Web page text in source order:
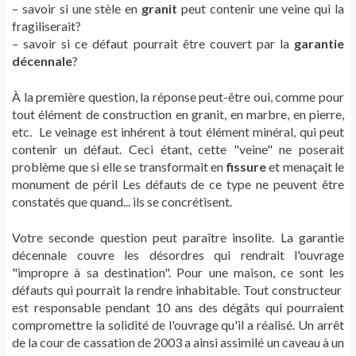
– savoir si une stèle en granit peut contenir une veine qui la
fragiliserait?
– savoir si ce défaut pourrait être couvert par la garantie
décennale?
À la première question, la réponse peut-être oui, comme pour
tout élément de construction en granit, en marbre, en pierre,
etc. Le veinage est inhérent à tout élément minéral, qui peut
contenir un défaut. Ceci étant, cette "veine" ne poserait
problème que si elle se transformait enfissureet menaçait le
monument de péril Les défauts de ce type ne peuvent être
constatés que quand... ils se concrétisent.
Votre seconde question peut paraître insolite. La garantie
décennale couvre les désordres qui rendrait l'ouvrage
"impropre à sa destination". Pour une maison, ce sont les
défauts qui pourrait la rendre inhabitable. Tout constructeur
est responsable pendant 10 ans des dégâts qui pourraient
compromettre la solidité de l'ouvrage qu'il a réalisé. Un arrêt
de la cour de cassation de 2003 a ainsi assimilé un caveau à un